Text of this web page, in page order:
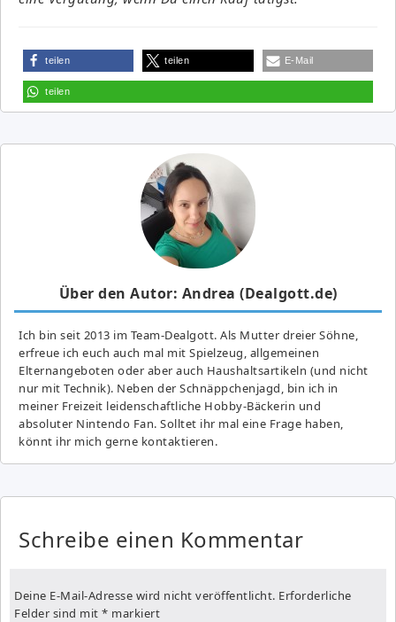
teilen teilen E-Mail
teilen
Über den Autor: Andrea (Dealgott.de)
Ich bin seit 2013 im Team-Dealgott. Als Mutter dreier Söhne,
erfreue ich euch auch mal mit Spielzeug, allgemeinen
Elternangeboten oder aber auch Haushaltsartikeln (und nicht
nur mit Technik). Neben der Schnäppchenjagd, bin ich in
meiner Freizeit leidenschaftliche Hobby-Bäckerin und
absoluter Nintendo Fan. Solltet ihr mal eine Frage haben,
könnt ihr mich gerne kontaktieren.
Schreibe einen Kommentar
Deine E-Mail-Adresse wird nicht veröffentlicht. Erforderliche
Felder sind mit * markiert